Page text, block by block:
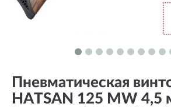
Пневматическая
HATSAN 125 MW 4,5